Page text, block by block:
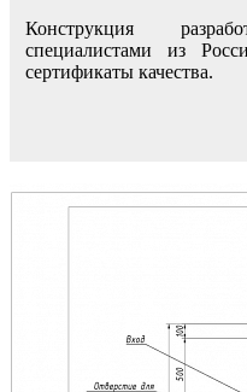
Конструкция
специалистами из
сертификаты качества.